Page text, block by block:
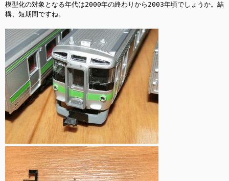
模型化の対象となる年代は2000年の終わりから2003年頃でしょうか。結
構、短期間ですね。